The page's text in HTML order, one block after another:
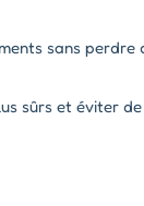
sans perdre
sûrs et éviter